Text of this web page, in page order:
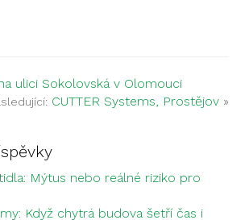
ulici Sokolovská v Olomouci
CUTTER Systems, Prostějov »
Mýtus nebo reálné riziko pro
Když chytrá budova šetří čas i